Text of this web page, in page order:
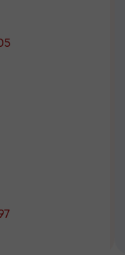
танланг
аналитика